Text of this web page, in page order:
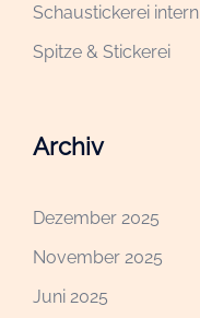
Schaustickerei intern
Spitze & Stickerei
Archiv
Dezember 2025
November 2025
Juni 2025